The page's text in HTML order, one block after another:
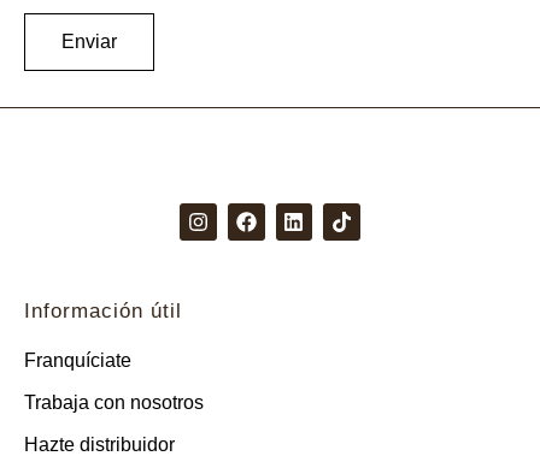
Enviar
I
n
F
a
L
i
T
i
Información útil
Franquíciate
Trabaja con nosotros
Hazte distribuidor